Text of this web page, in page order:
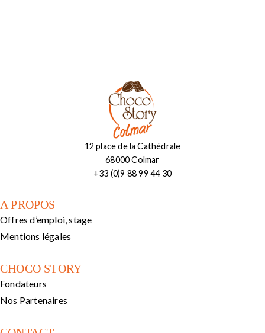
12 place de la Cathédrale
68000 Colmar
+33 (0)9 88 99 44 30
A PROPOS
Offres d’emploi, stage
Mentions légales
CHOCO STORY
Fondateurs
Nos Partenaires